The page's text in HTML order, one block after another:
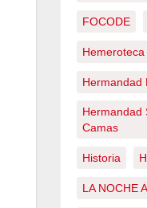
FOCODE
Hemeroteca
Hermandad
Hermandad
Camas
Historia
LA NOCHE